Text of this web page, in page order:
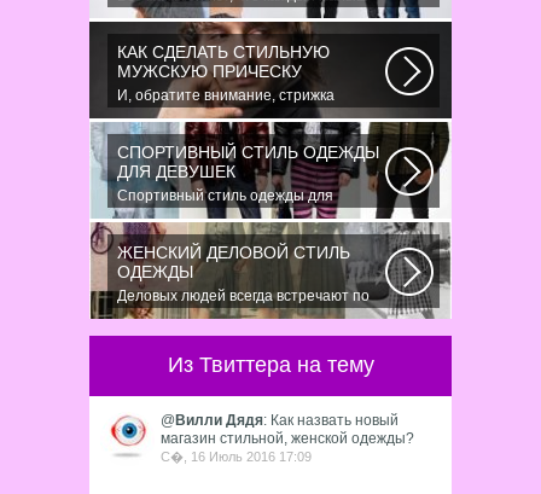
индивидуальный. И проявлять эту
индивидуальность...
КАК СДЕЛАТЬ СТИЛЬНУЮ
МУЖСКУЮ ПРИЧЕСКУ
И, обратите внимание, стрижка
«британка» похожа на другую
родственную стрижку...
СПОРТИВНЫЙ СТИЛЬ ОДЕЖДЫ
ДЛЯ ДЕВУШЕК
Спортивный стиль одежды для
девушек 2016 — одно из самых
модных направлений...
ЖЕНСКИЙ ДЕЛОВОЙ СТИЛЬ
ОДЕЖДЫ
Деловых людей всегда встречают по
одёжке – как мужчин, так и женщин.
Современным...
Из Твиттера на тему
@ Вилли Дядя: Как назвать новый
магазин стильной, женской одежды?
С�, 16 Июль 2016 17:09